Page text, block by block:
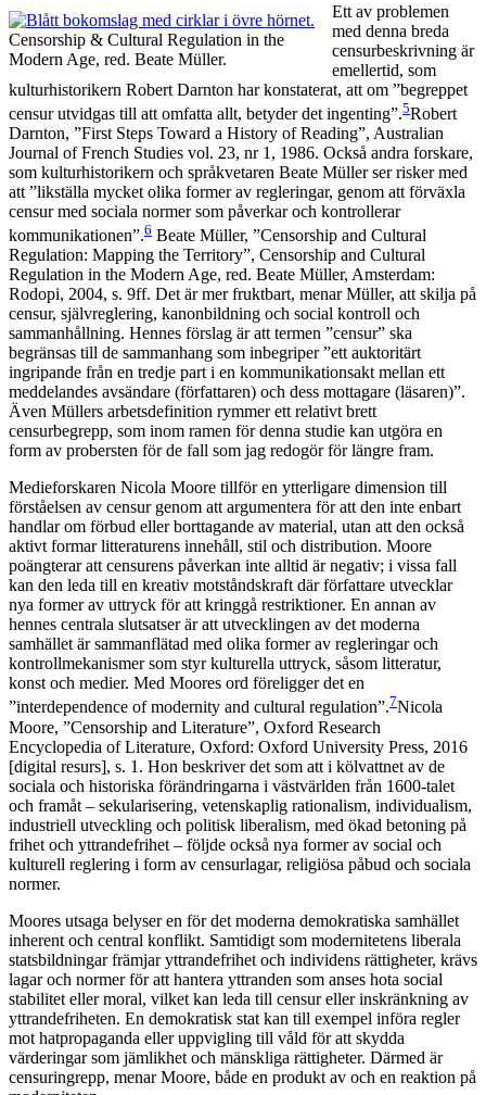
Censorship & Cultural Regulation in the
Modern Age, red. Beate Müller.
Ett av problemen
med denna breda
censurbeskrivning är
emellertid, som
kulturhistorikern Robert Darnton har konstaterat, att om ”begreppet
censur utvidgas till att omfatta allt, betyder det ingenting”.5Robert
Darnton, ”First Steps Toward a History of Reading”, Australian
Journal of French Studies vol. 23, nr 1, 1986. Också andra forskare,
som kulturhistorikern och språkvetaren Beate Müller ser risker med
att ”likställa mycket olika former av regleringar, genom att förväxla
censur med sociala normer som påverkar och kontrollerar
kommunikationen”.6 Beate Müller, ”Censorship and Cultural
Regulation: Mapping the Territory”, Censorship and Cultural
Regulation in the Modern Age, red. Beate Müller, Amsterdam:
Rodopi, 2004, s. 9ff. Det är mer fruktbart, menar Müller, att skilja på
censur, självreglering, kanonbildning och social kontroll och
sammanhållning. Hennes förslag är att termen ”censur” ska
begränsas till de sammanhang som inbegriper ”ett auktoritärt
ingripande från en tredje part i en kommunikationsakt mellan ett
meddelandes avsändare (författaren) och dess mottagare (läsaren)”.
Även Müllers arbetsdefinition rymmer ett relativt brett
censurbegrepp, som inom ramen för denna studie kan utgöra en
form av probersten för de fall som jag redogör för längre fram.
Medieforskaren Nicola Moore tillför en ytterligare dimension till
förståelsen av censur genom att argumentera för att den inte enbart
handlar om förbud eller borttagande av material, utan att den också
aktivt formar litteraturens innehåll, stil och distribution. Moore
poängterar att censurens påverkan inte alltid är negativ; i vissa fall
kan den leda till en kreativ motståndskraft där författare utvecklar
nya former av uttryck för att kringgå restriktioner. En annan av
hennes centrala slutsatser är att utvecklingen av det moderna
samhället är sammanflätad med olika former av regleringar och
kontrollmekanismer som styr kulturella uttryck, såsom litteratur,
konst och medier. Med Moores ord föreligger det en
”interdependence of modernity and cultural regulation”.7Nicola
Moore, ”Censorship and Literature”, Oxford Research
Encyclopedia of Literature, Oxford: Oxford University Press, 2016
[digital resurs], s. 1. Hon beskriver det som att i kölvattnet av de
sociala och historiska förändringarna i västvärlden från 1600-talet
och framåt – sekularisering, vetenskaplig rationalism, individualism,
industriell utveckling och politisk liberalism, med ökad betoning på
frihet och yttrandefrihet – följde också nya former av social och
kulturell reglering i form av censurlagar, religiösa påbud och sociala
normer.
Moores utsaga belyser en för det moderna demokratiska samhället
inherent och central konflikt. Samtidigt som modernitetens liberala
statsbildningar främjar yttrandefrihet och individens rättigheter, krävs
lagar och normer för att hantera yttranden som anses hota social
stabilitet eller moral, vilket kan leda till censur eller inskränkning av
yttrandefriheten. En demokratisk stat kan till exempel införa regler
mot hatpropaganda eller uppvigling till våld för att skydda
värderingar som jämlikhet och mänskliga rättigheter. Därmed är
censuringrepp, menar Moore, både en produkt av och en reaktion på